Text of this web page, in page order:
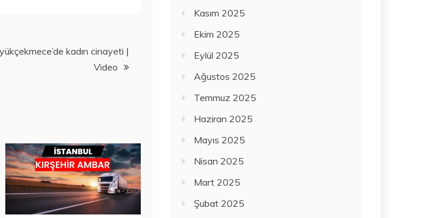
kadın cinayeti |
Video
Kasım 2025
Ekim 2025
Eylül 2025
Ağustos 2025
Temmuz 2025
Haziran 2025
Mayıs 2025
Nisan 2025
Mart 2025
Şubat 2025